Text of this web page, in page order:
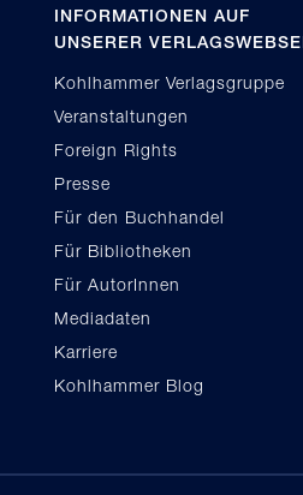
INFORMATIONEN AUF
UNSERER
Kohlhammer Verlagsgruppe
Veranstaltungen
Foreign Rights
Presse
Für den Buchhandel
Für Bibliotheken
Für AutorInnen
Mediadaten
Karriere
Kohlhammer Blog